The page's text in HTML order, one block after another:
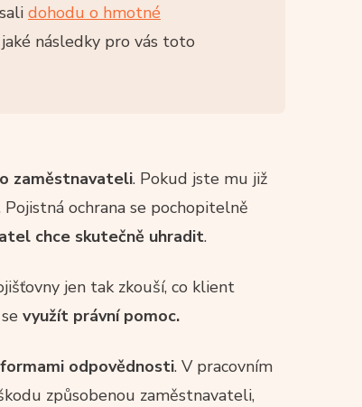
dohodu o hmotné
následky pro vás toto
zaměstnavateli. Pokud jste mu již
ochrana se pochopitelně
chce skutečně uhradit.
jen tak zkouší, co klient
využít právní pomoc.
odpovědnosti. V pracovním
způsobenou zaměstnavateli,